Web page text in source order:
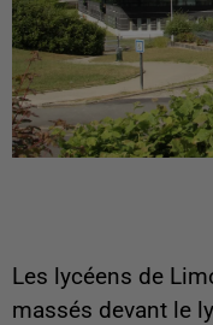
Les lycéens de
massés devant le